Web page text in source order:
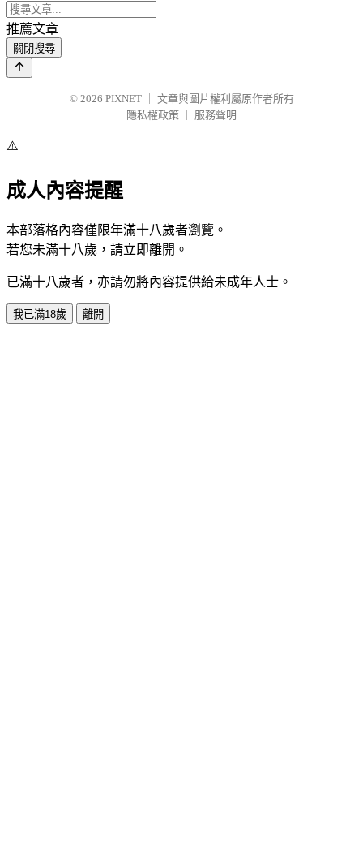
推薦文章
關閉搜尋
© 2026 PIXNET
文章與圖片權利屬原作者所有
隱私權政策
服務聲明
⚠️
成人內容提醒
本部落格內容僅限年滿十八歲者瀏覽。
若您未滿十八歲，請立即離開。
已滿十八歲者，亦請勿將內容提供給未成年人士。
我已滿18歲 離開